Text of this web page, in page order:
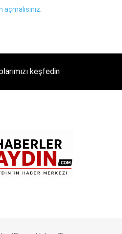
.
keşfedin